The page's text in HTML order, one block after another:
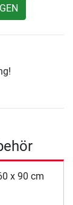
x 90 cm